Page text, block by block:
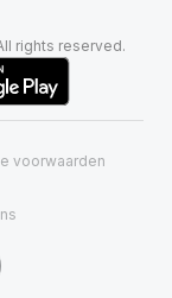
rights reserved.
voorwaarden